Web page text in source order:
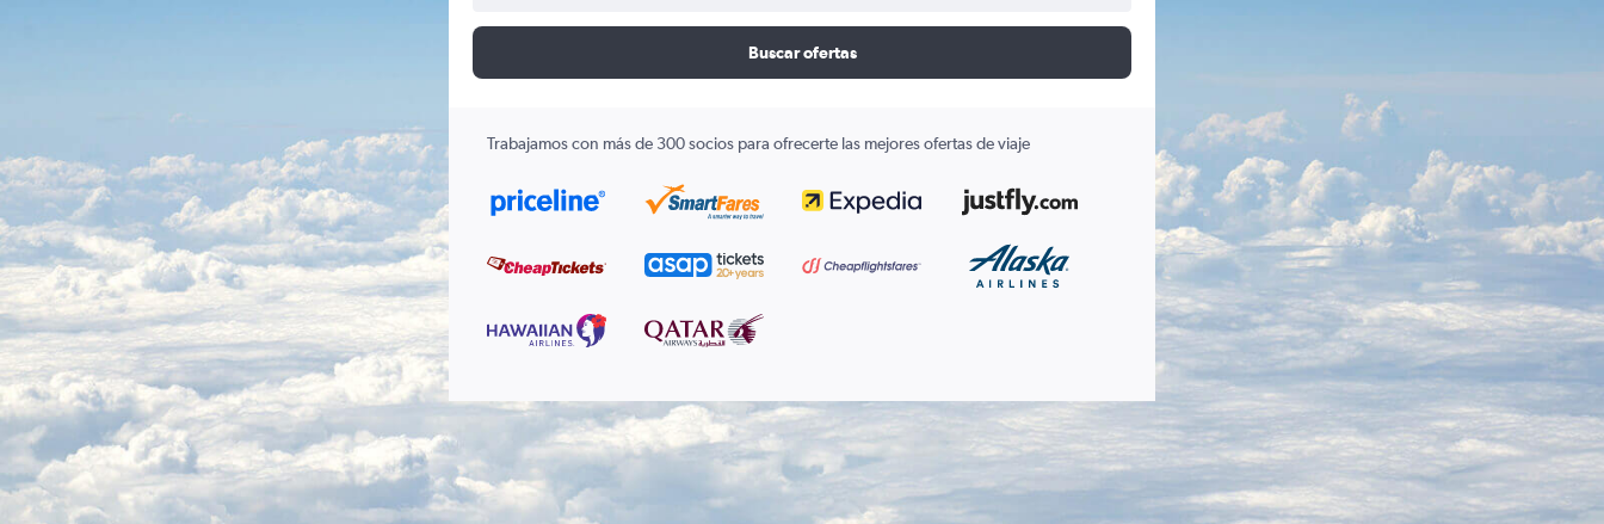
Buscar ofertas
Trabajamos con más de 300 socios para ofrecerte las mejores ofertas de viaje